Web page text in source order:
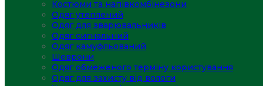
Костюми та напівкомбінезони
Одяг утеплений
Одяг для зварювальників
Одяг сигнальний
Одяг камуфльований
Шеврони
Одяг обмеженого терміну користування
Одяг для захисту від вологи